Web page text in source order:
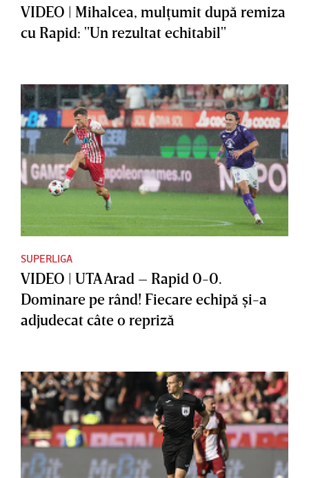
VIDEO | Mihalcea, mulţumit după remiza
cu Rapid: "Un rezultat echitabil"
SUPERLIGA
VIDEO | UTA Arad – Rapid 0-0.
Dominare pe rând! Fiecare echipă şi-a
adjudecat câte o repriză